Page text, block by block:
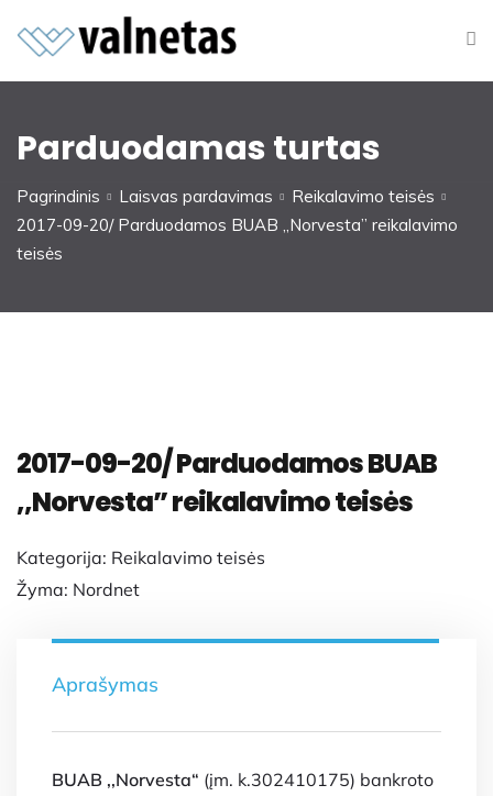
Parduodamas turtas
Pagrindinis Laisvas pardavimas
Reikalavimo teisės
2017-09-20/ Parduodamos BUAB ,,Norvesta” reikalavimo
teisės
2017-09-20/ Parduodamos BUAB
,,Norvesta” reikalavimo teisės
Kategorija: Reikalavimo teisės
Žyma: Nordnet
Aprašymas
BUAB ,,Norvesta“ (įm. k.302410175) bankroto